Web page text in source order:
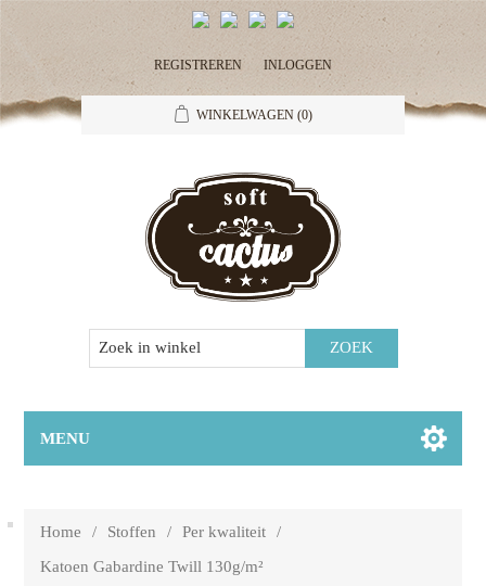
REGISTREREN INLOGGEN
WINKELWAGEN (0)
MENU
Home / Stoffen / Per kwaliteit
/
Katoen Gabardine Twill 130g/m²